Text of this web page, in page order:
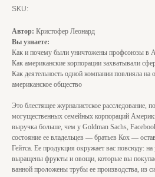
SKU:
Автор: Кристофер Леонард
Вы узнаете:
Как и почему были уничтожены профсоюзы в
Как американские корпорации захватывали
Как деятельность одной компании повлияла
американское общество
Это блестящее журналистское расследование,
могущественных семейных корпораций
выручка больше, чем у Goldman Sachs,
состояние ее владельцев — братьев Кох —
Гейтса. Ее продукция окружает вас повсюду:
выращены фрукты и овощи, которые вы
ванной проложены трубы ее производства, из